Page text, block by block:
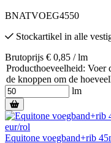
BNATVOEG4550
Stockartikel in alle
Brutoprijs € 0,85 / lm
Producthoeveelheid: Voer
de knoppen om de
lm
Equitone voegband+rib